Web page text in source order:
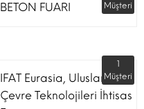
BETON FUARI
Müşteri
IFAT Eurasia, Uluslararası
Çevre Teknolojileri İhtisas
1
Müşteri